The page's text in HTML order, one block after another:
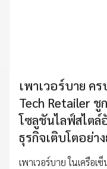
เพาเวอร์บาย ค
Tech Retailer ชู
โซลูชันไลฟ์สไต
ธุรกิจเติบโตอย่า
เพาเวอร์บาย ในเครือ